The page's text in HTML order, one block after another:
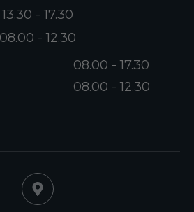
13.30 - 17.30
08.00 - 12.30
08.00 - 17.30
08.00 - 12.30